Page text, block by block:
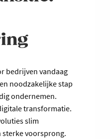
bedrijven vandaag
noodzakelijke stap
ondernemen.
transformatie.
slim
sterke voorsprong.